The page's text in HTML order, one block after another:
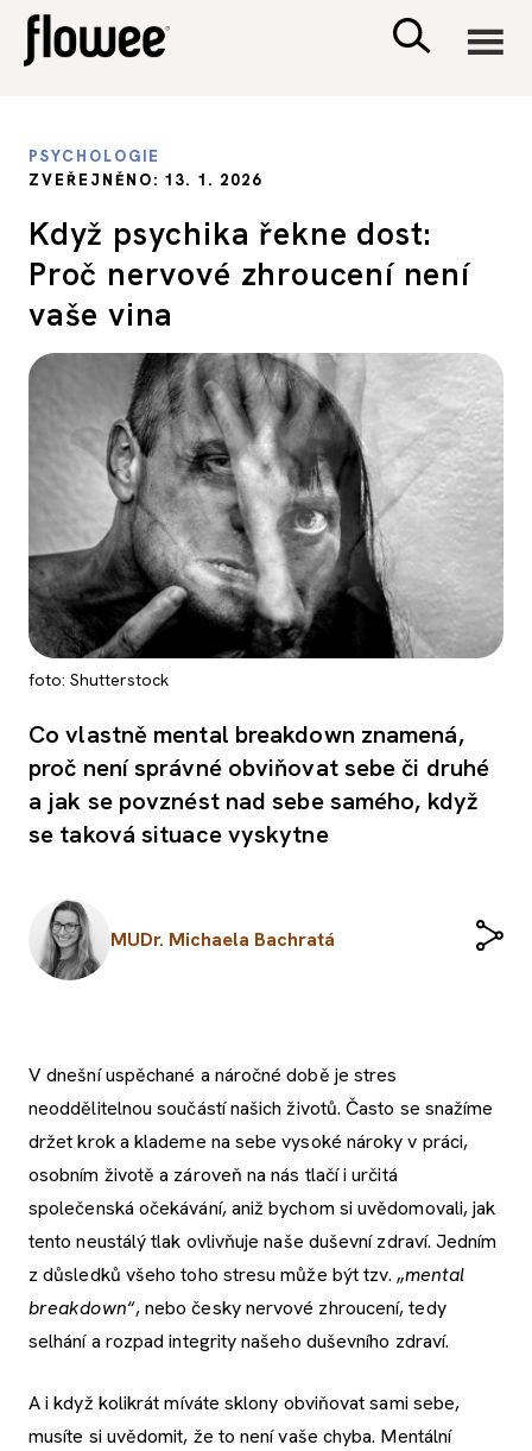
PSYCHOLOGIE
SEX A VZTAHY
PORADNA
PSYCHOLOGIE
ZVEŘEJNĚNO: 13. 1. 2026
Když psychika řekne dost:
Proč nervové zhroucení není
vaše vina
foto: Shutterstock
Co vlastně mental breakdown znamená,
proč není správné obviňovat sebe či druhé
a jak se povznést nad sebe samého, když
se taková situace vyskytne
MUDr. Michaela Bachratá
V dnešní uspěchané a náročné době je stres
neoddělitelnou součástí našich životů. Často se snažíme
držet krok a klademe na sebe vysoké nároky v práci,
osobním životě a zároveň na nás tlačí i určitá
společenská očekávání, aniž bychom si uvědomovali, jak
tento neustálý tlak ovlivňuje naše duševní zdraví. Jedním
z důsledků všeho toho stresu může být tzv. „mental
breakdown“, nebo česky nervové zhroucení, tedy
selhání a rozpad integrity našeho duševního zdraví.
A i když kolikrát míváte sklony obviňovat sami sebe,
musíte si uvědomit, že to není vaše chyba. Mentální